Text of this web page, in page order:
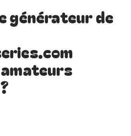
générateur de